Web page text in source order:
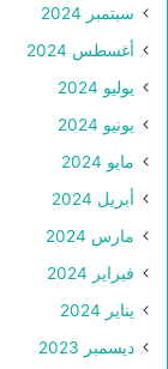
سبتمبر 2024
أغسطس 2024
يوليو 2024
يونيو 2024
مايو 2024
أبريل 2024
مارس 2024
فبراير 2024
يناير 2024
ديسمبر 2023